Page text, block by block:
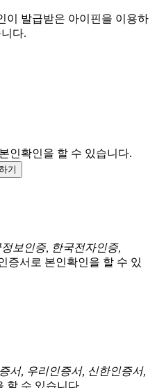
이 발급받은 아이핀을 이용하
다.
본인확인을 할 수 있습니다.
기
보인증, 한국전자인증,
증서로 본인확인을 할 수 있
서, 우리인증서, 신한인증서,